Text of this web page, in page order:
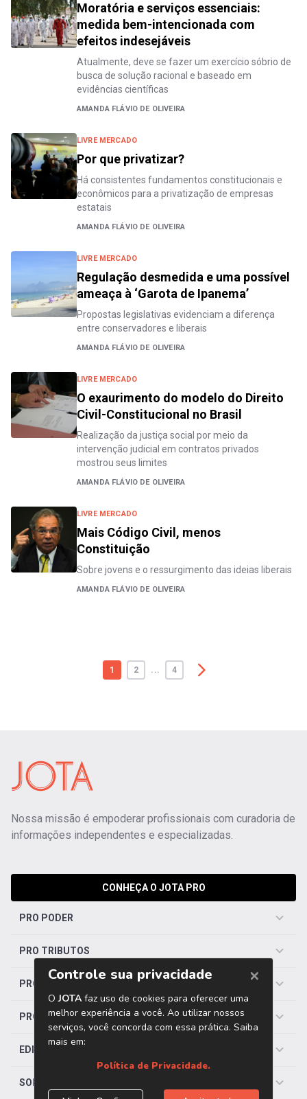
Moratória e serviços essenciais:
medida bem-intencionada com
efeitos indesejáveis
Atualmente, deve se fazer um exercício sóbrio de
busca de solução racional e baseado em
evidências científicas
AMANDA FLÁVIO DE OLIVEIRA
LIVRE MERCADO
Por que privatizar?
Há consistentes fundamentos constitucionais e
econômicos para a privatização de empresas
estatais
AMANDA FLÁVIO DE OLIVEIRA
LIVRE MERCADO
Regulação desmedida e uma possível
ameaça à ‘Garota de Ipanema’
Propostas legislativas evidenciam a diferença
entre conservadores e liberais
AMANDA FLÁVIO DE OLIVEIRA
LIVRE MERCADO
O exaurimento do modelo do Direito
Civil-Constitucional no Brasil
Realização da justiça social por meio da
intervenção judicial em contratos privados
mostrou seus limites
AMANDA FLÁVIO DE OLIVEIRA
LIVRE MERCADO
Mais Código Civil, menos
Constituição
Sobre jovens e o ressurgimento das ideias liberais
AMANDA FLÁVIO DE OLIVEIRA
1 2 ... 4
Nossa missão é empoderar profissionais com curadoria de
informações independentes e especializadas.
CONHEÇA O JOTA PRO
PRO PODER
PRO TRIBUTOS
PRO TRABALHISTA
PRO SAÚDE
EDITORIAS
SOBRE O JOTA